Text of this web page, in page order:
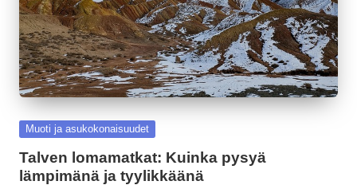
Posted
Muoti ja asukokonaisuudet
Talven lomamatkat: Kuinka pysyä
lämpimänä ja tyylikkäänä